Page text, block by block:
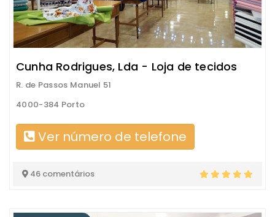
Cunha Rodrigues, Lda - Loja de tecidos
R. de Passos Manuel 51
4000-384 Porto
Ver número de telefone
46 comentários